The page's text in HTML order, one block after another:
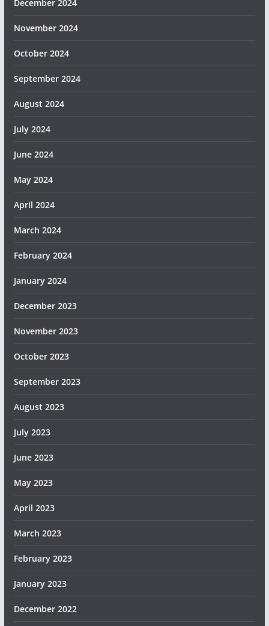
December 2024
November 2024
October 2024
September 2024
August 2024
July 2024
June 2024
May 2024
April 2024
March 2024
February 2024
January 2024
December 2023
November 2023
October 2023
September 2023
August 2023
July 2023
June 2023
May 2023
April 2023
March 2023
February 2023
January 2023
December 2022